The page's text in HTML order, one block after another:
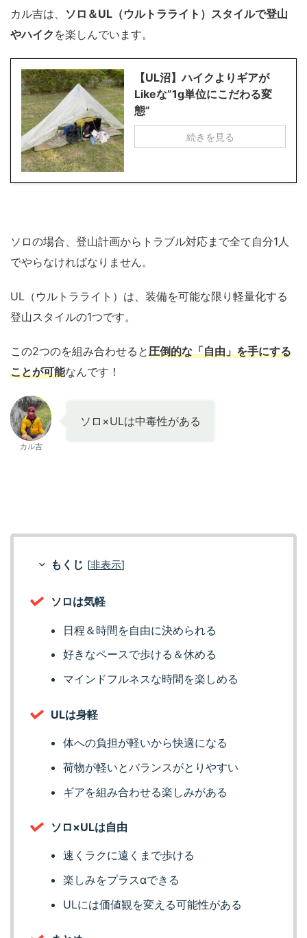
カル吉は、 ソロ＆UL（ウルトラライト）スタイルで登山
やハイク を楽しんでいます。
【UL沼】ハイクよりギアが
Likeな”1g単位にこだわる変
態”
続きを見る
ソロの場合、登山計画からトラブル対応まで全て自分1人
でやらなければなりません。
UL（ウルトラライト）は、装備を可能な限り軽量化する
登山スタイルの1つです。
この2つのを組み合わせると圧倒的な「自由」を手にする
ことが可能なんです！
カル吉
ソロ×ULは中毒性がある
もくじ [非表示]
ソロは気軽
日程＆時間を自由に決められる
好きなペースで歩ける＆休める
マインドフルネスな時間を楽しめる
ULは身軽
体への負担が軽いから快適になる
荷物が軽いとバランスがとりやすい
ギアを組み合わせる楽しみがある
ソロ×ULは自由
速くラクに遠くまで歩ける
楽しみをプラスαできる
ULには価値観を変える可能性がある